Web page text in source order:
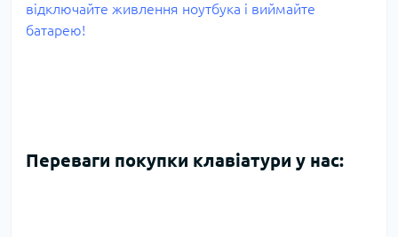
відключайте живлення ноутбука і виймайте
батарею!
Переваги покупки клавіатури у нас: